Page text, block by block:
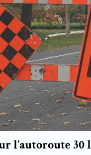
l’autoroute 30